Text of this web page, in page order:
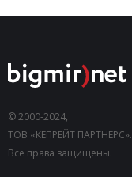
© 2000-2024,
ТОВ «КЕПРЕЙТ ПАРТНЕРС».
Все права защищены.